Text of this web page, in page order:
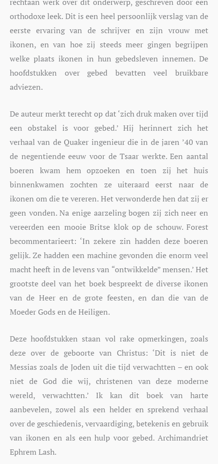
orthodoxe leek. Dit is een heel persoonlijk verslag van de
eerste ervaring van de schrijver en zijn vrouw met
ikonen, en van hoe zij steeds meer gingen begrijpen
welke plaats ikonen in hun gebedsleven innemen. De
hoofdstukken over gebed bevatten veel bruikbare
adviezen.
De auteur merkt terecht op dat ‘zich druk maken over tijd
een obstakel is voor gebed.’ Hij herinnert zich het
verhaal van de Quaker ingenieur die in de jaren ’40 van
de negentiende eeuw voor de Tsaar werkte. Een aantal
boeren kwam hem opzoeken en toen zij het huis
binnenkwamen zochten ze uiteraard eerst naar de
ikonen om die te vereren. Het verwonderde hen dat zij er
geen vonden. Na enige aarzeling bogen zij zich neer en
vereerden een mooie Britse klok op de schouw. Forest
becommentarieert: ‘In zekere zin hadden deze boeren
gelijk. Ze hadden een machine gevonden die enorm veel
macht heeft in de levens van “ontwikkelde” mensen.’ Het
grootste deel van het boek bespreekt de diverse ikonen
van de Heer en de grote feesten, en dan die van de
Moeder Gods en de Heiligen.
Deze hoofdstukken staan vol rake opmerkingen, zoals
deze over de geboorte van Christus: ‘Dit is niet de
Messias zoals de Joden uit die tijd verwachtten – en ook
niet de God die wij, christenen van deze moderne
wereld, verwachtten.’ Ik kan dit boek van harte
aanbevelen, zowel als een helder en sprekend verhaal
over de geschiedenis, vervaardiging, betekenis en gebruik
van ikonen en als een hulp voor gebed. Archimandriet
Ephrem Lash.